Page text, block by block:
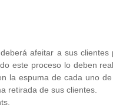
afeitar a sus
este proceso lo deben
la espuma de cada uno
retirada de sus clientes.